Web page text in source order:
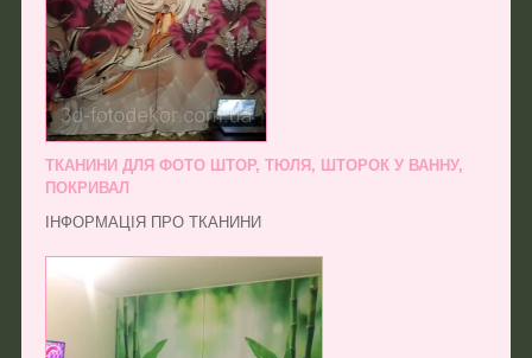
ТКАНИНИ ДЛЯ ФОТО ШТОР, ТЮЛЯ, ШТОРОК У ВАННУ,
ПОКРИВАЛ
ІНФОРМАЦІЯ ПРО ТКАНИНИ